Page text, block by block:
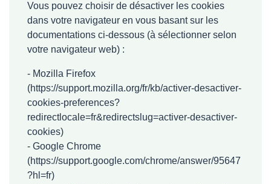
Vous pouvez choisir de désactiver les cookies
dans votre navigateur en vous basant sur les
documentations ci-dessous (à sélectionner selon
votre navigateur web) :
- Mozilla Firefox
(https://support.mozilla.org/fr/kb/activer-desactiver-
cookies-preferences?
redirectlocale=fr&redirectslug=activer-desactiver-
cookies)
- Google Chrome
(https://support.google.com/chrome/answer/95647
?hl=fr)